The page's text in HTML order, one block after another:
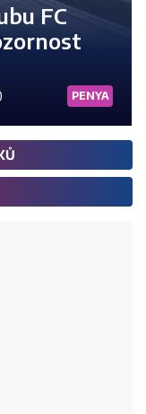
FC
PENYA